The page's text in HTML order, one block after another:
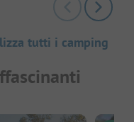
tutti i camping